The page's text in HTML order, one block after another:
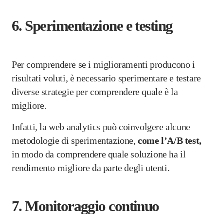
6. Sperimentazione e testing
Per comprendere se i miglioramenti producono i
risultati voluti, è necessario sperimentare e testare
diverse strategie per comprendere quale è la
migliore.
Infatti, la web analytics può coinvolgere alcune
metodologie di sperimentazione,come l’A/B test,
in modo da comprendere quale soluzione ha il
rendimento migliore da parte degli utenti.
7.Monitoraggio continuo